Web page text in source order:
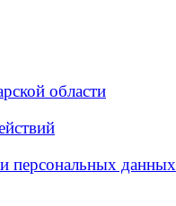
области
персональных данных